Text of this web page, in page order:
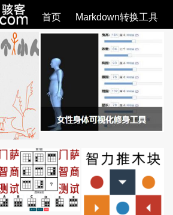
首页 Markdown转换工具
SVG手册 全部文章